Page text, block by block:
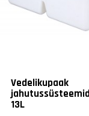
Vedelikupaak
13L